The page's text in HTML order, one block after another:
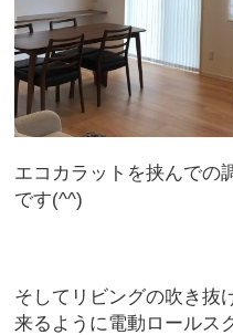
エコカラットを挟んでの
です(^^)
そしてリビングの吹き抜
来るように電動ロールス